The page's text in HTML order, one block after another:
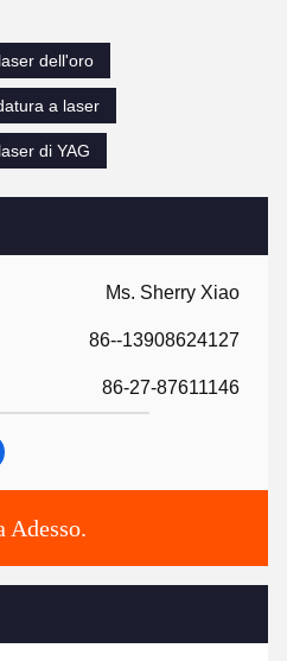
Ms. Sherry Xiao
86--13908624127
86-27-87611146
Adesso.
dell'oro
a laser
di YAG